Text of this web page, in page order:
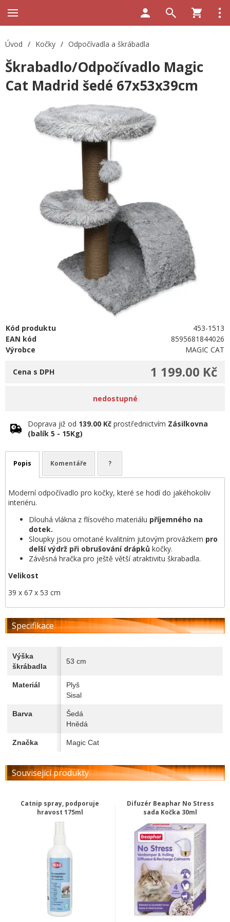
Úvod / Kočky / Odpočívadla a škrábadla
Škrabadlo/Odpočívadlo Magic
Cat Madrid šedé 67x53x39cm
Kód produktu
453-1513
EAN kód
8595681844026
Výrobce
MAGIC CAT
1 199.00 Kč
Cena s DPH
nedostupné
Doprava již od 139.00 Kč prostřednictvím Zásilkovna
(balík 5 - 15Kg)
Popis Komentáře ?
Moderní odpočívadlo pro kočky, které se hodí do jakéhokoliv
interiéru.
Dlouhá vlákna z flísového materiálu příjemného na
dotek.
Sloupky jsou omotané kvalitním jutovým provázkem pro
delší výdrž při obrušování drápků kočky.
Závěsná hračka pro ještě větší atraktivitu škrabadla.
Velikost
39 x 67 x 53 cm
Specifikace
Výška
škrábadla
53 cm
Materiál
Plyš
Sisal
Barva
Šedá
Hnědá
Značka Magic Cat
Související produkty
Catnip spray, podporuje
hravost 175ml
Difuzér Beaphar No Stress
sada Kočka 30ml